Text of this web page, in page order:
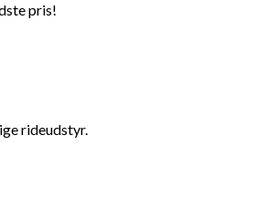
pris!
rideudstyr.